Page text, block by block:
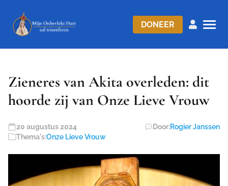
DONEER
Zieneres van Akita overleden: dit
hoorde zij van Onze Lieve Vrouw
20 augustus 2024 Door:Rogier Janssen
Thema's:Onze Lieve Vrouw